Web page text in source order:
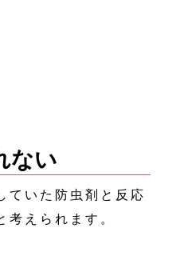
ない
ていた防虫剤と反応
考えられます。